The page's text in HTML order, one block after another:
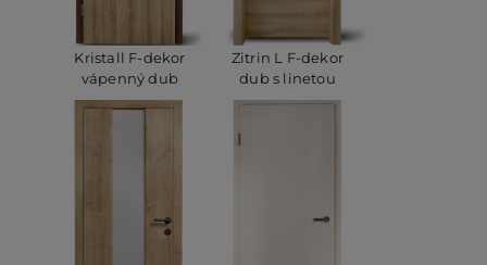
Kristall F-dekor
vápenný dub
Zitrin L F-dekor
dub s linetou